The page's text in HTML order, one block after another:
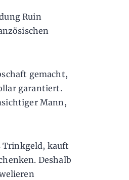
Ruin
gemacht,
garantiert.
Mann,
Trinkgeld, kauft
Deshalb